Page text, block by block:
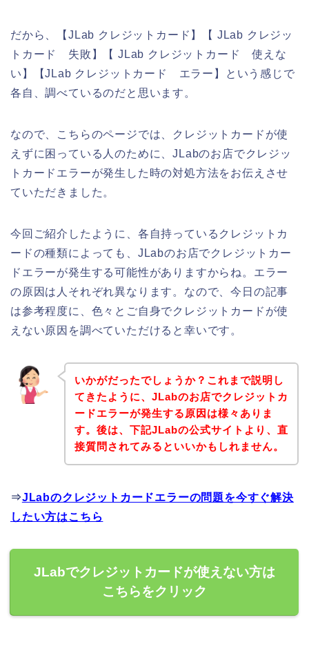
だから、【JLab クレジットカード】【 JLab クレジッ
トカード 失敗】【 JLab クレジットカード 使えな
い】【JLab クレジットカード エラー】という感じで
各自、調べているのだと思います。
なので、こちらのページでは、クレジットカードが使
えずに困っている人のために、JLabのお店でクレジッ
トカードエラーが発生した時の対処方法をお伝えさせ
ていただきました。
今回ご紹介したように、各自持っているクレジットカ
ードの種類によっても、JLabのお店でクレジットカー
ドエラーが発生する可能性がありますからね。エラー
の原因は人それぞれ異なります。なので、今日の記事
は参考程度に、色々とご自身でクレジットカードが使
えない原因を調べていただけると幸いです。
いかがだったでしょうか？これまで説明し
てきたように、JLabのお店でクレジットカ
ードエラーが発生する原因は様々ありま
す。後は、下記JLabの公式サイトより、直
接質問されてみるといいかもしれません。
⇒JLabのクレジットカードエラーの問題を今すぐ解決
したい方はこちら
JLabでクレジットカードが使えない方は
こちらをクリック